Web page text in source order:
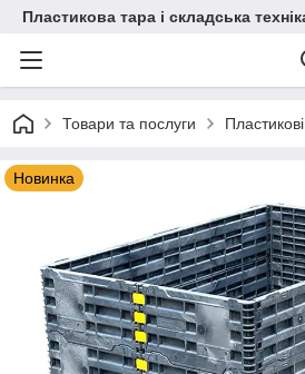
Пластикова тара і складська
Товари та послуги
Новинка